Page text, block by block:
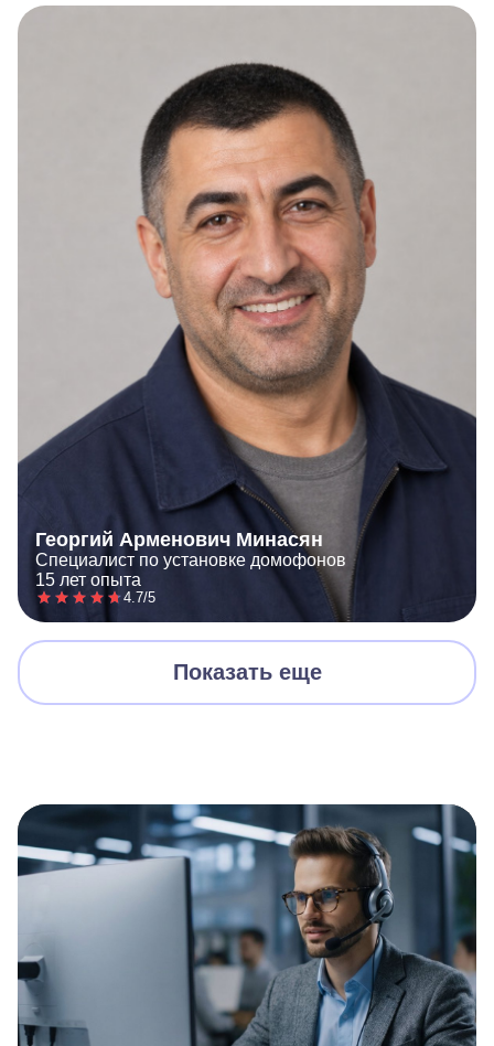
Георгий Арменович Минасян
Специалист по установке домофонов
15 лет опыта
4.7/5
Показать еще